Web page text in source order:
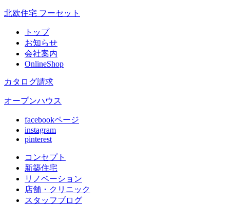
北欧住宅 フーセット
トップ
お知らせ
会社案内
OnlineShop
カタログ請求
オープンハウス
facebookページ
instagram
pinterest
コンセプト
新築住宅
リノベーション
店舗 ・クリニック
スタッフブログ